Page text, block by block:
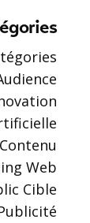
Web
Cible